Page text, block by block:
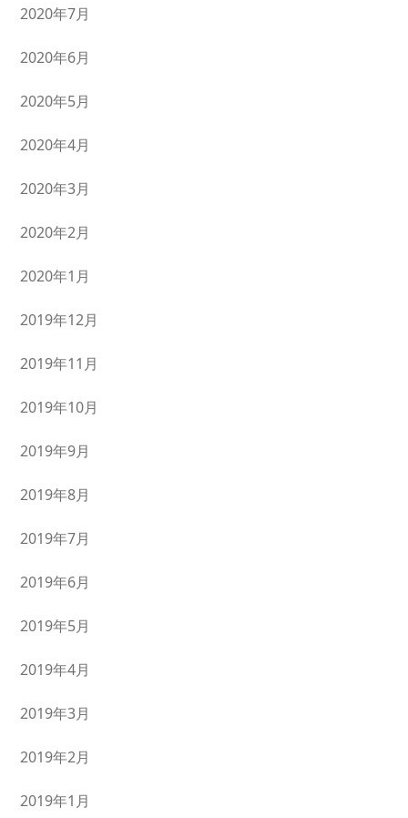
2020年7月
2020年6月
2020年5月
2020年4月
2020年3月
2020年2月
2020年1月
2019年12月
2019年11月
2019年10月
2019年9月
2019年8月
2019年7月
2019年6月
2019年5月
2019年4月
2019年3月
2019年2月
2019年1月